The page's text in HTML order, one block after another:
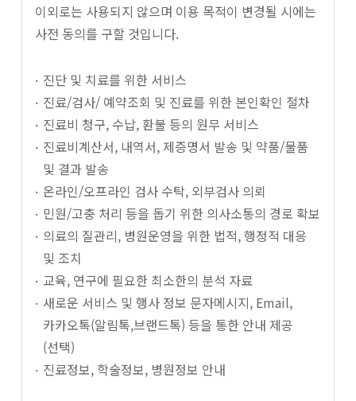
이외로는 사용되지 않으며 이용 목적이 변경될 시에는
사전 동의를 구할 것입니다.
진단 및 치료를 위한 서비스
진료/검사/ 예약조회 및 진료를 위한 본인확인 절차
진료비 청구, 수납, 환불 등의 원무 서비스
진료비계산서, 내역서, 제증명서 발송 및 약품/물품
및 결과 발송
온라인/오프라인 검사 수탁, 외부검사 의뢰
민원/고충 처리 등을 돕기 위한 의사소통의 경로 확보
의료의 질관리, 병원운영을 위한 법적, 행정적 대응
및 조치
교육, 연구에 필요한 최소한의 분석 자료
새로운 서비스 및 행사 정보 문자메시지, Email,
카카오톡(알림톡,브랜드톡) 등을 통한 안내 제공
(선택)
진료정보, 학술정보, 병원정보 안내